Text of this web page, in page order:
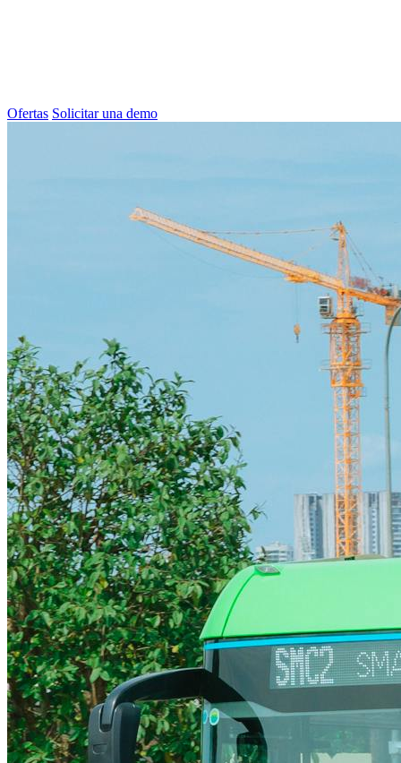
Ofertas Solicitar una demo